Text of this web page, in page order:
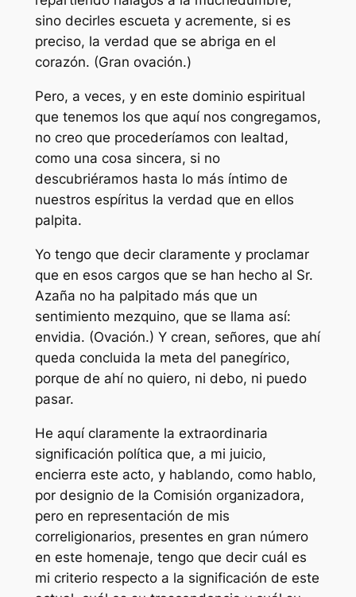
sino decirles escueta y acremente, si es
preciso, la verdad que se abriga en el
corazón. (Gran ovación.)
Pero, a veces, y en este dominio espiritual
que tenemos los que aquí nos congregamos,
no creo que procederíamos con lealtad,
como una cosa sincera, si no
descubriéramos hasta lo más íntimo de
nuestros espíritus la verdad que en ellos
palpita.
Yo tengo que decir claramente y proclamar
que en esos cargos que se han hecho al Sr.
Azaña no ha palpitado más que un
sentimiento mezquino, que se llama así:
envidia. (Ovación.) Y crean, señores, que ahí
queda concluida la meta del panegírico,
porque de ahí no quiero, ni debo, ni puedo
pasar.
He aquí claramente la extraordinaria
significación política que, a mi juicio,
encierra este acto, y hablando, como hablo,
por designio de la Comisión organizadora,
pero en representación de mis
correligionarios, presentes en gran número
en este homenaje, tengo que decir cuál es
mi criterio respecto a la significación de este